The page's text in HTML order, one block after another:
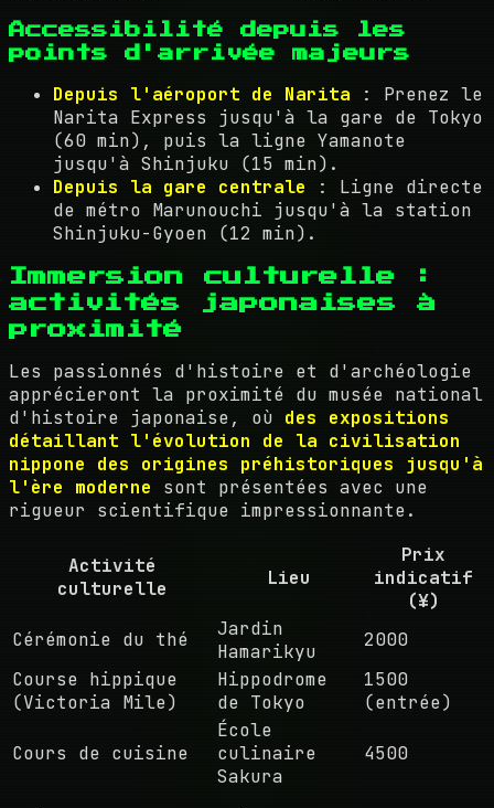
Accessibilité depuis les
points d'arrivée majeurs
Depuis l'aéroport de Narita : Prenez le
Narita Express jusqu'à la gare de Tokyo
(60 min), puis la ligne Yamanote
jusqu'à Shinjuku (15 min).
Depuis la gare centrale : Ligne directe
de métro Marunouchi jusqu'à la station
Shinjuku-Gyoen (12 min).
Immersion culturelle :
activités japonaises à
proximité
Les passionnés d'histoire et d'archéologie
apprécieront la proximité du musée national
d'histoire japonaise, où des expositions
détaillant l'évolution de la civilisation
nippone des origines préhistoriques jusqu'à
l'ère moderne sont présentées avec une
rigueur scientifique impressionnante.
Activité
culturelle
Lieu
Prix
indicatif
(¥)
Cérémonie du thé
Jardin
Hamarikyu
2000
Course hippique
(Victoria Mile)
Hippodrome
de Tokyo
1500
(entrée)
Cours de cuisine
École
culinaire
Sakura
4500